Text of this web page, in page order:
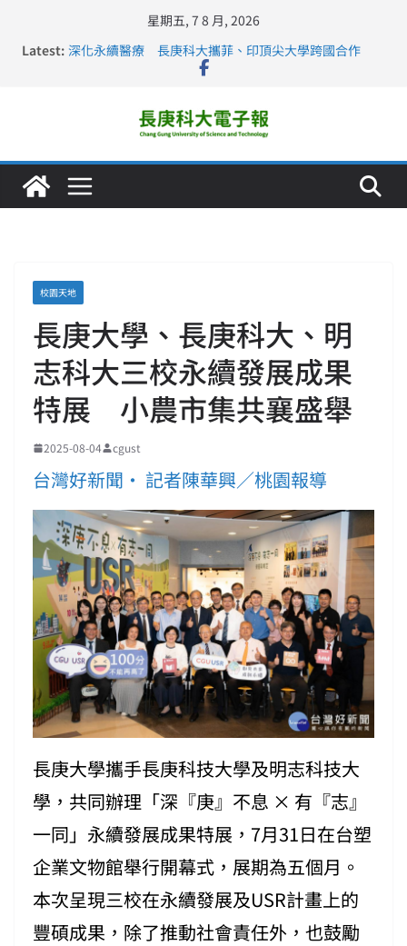
星期五, 7 8 月, 2026
Latest: 深化永續醫療 長庚科大攜菲、印頂尖大學跨國合作
長庚科大訪凱瑟醫療集團、美容學校收穫豐
仁德醫專與長庚科大締結策略聯盟 培育護理尖兵
長庚科大連四年穩居《遠見》醫學大學第5名 辦學實力再
校園天地
長庚大學、長庚科大、明
志科大三校永續發展成果
特展 小農市集共襄盛舉
2025-08-04 cgust
台灣好新聞• 記者陳華興／桃園報導
長庚大學攜手長庚科技大學及明志科技大
學，共同辦理「深『庚』不息 × 有『志』
一同」永續發展成果特展，7月31日在台塑
企業文物館舉行開幕式，展期為五個月。
本次呈現三校在永續發展及USR計畫上的
豐碩成果，除了推動社會責任外，也鼓勵